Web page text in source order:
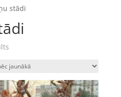
stādi
Sorted
latest